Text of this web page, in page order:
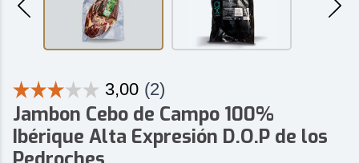
Jambon Cebo de Campo 100%
Ibérique Alta Expresión D.O.P de los